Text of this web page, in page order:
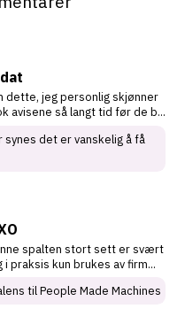
dette, jeg personlig skjønner
avisene så langt tid før de b...
det er vanskelig å få
spalten stort sett er svært
praksis kun brukes av firm...
til People Made Machines